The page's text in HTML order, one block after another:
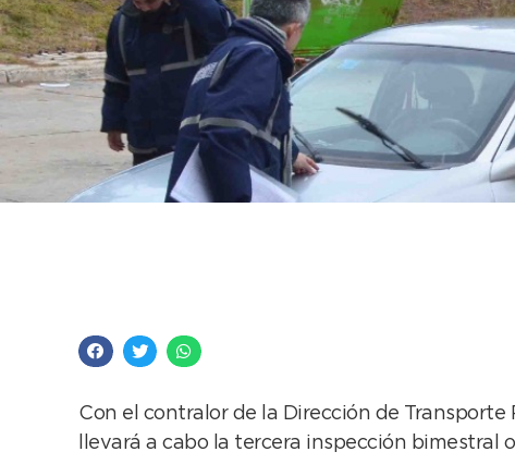
Con el contralor de la Dirección de Transporte
llevará a cabo la tercera inspección